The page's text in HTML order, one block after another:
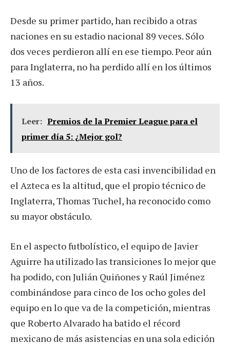
Desde su primer partido, han recibido a otras
naciones en su estadio nacional 89 veces. Sólo
dos veces perdieron allí en ese tiempo. Peor aún
para Inglaterra, no ha perdido allí en los últimos
13 años.
Leer: Premios de la Premier League para el
primer día 5: ¿Mejor gol?
Uno de los factores de esta casi invencibilidad en
el Azteca es la altitud, que el propio técnico de
Inglaterra, Thomas Tuchel, ha reconocido como
su mayor obstáculo.
En el aspecto futbolístico, el equipo de Javier
Aguirre ha utilizado las transiciones lo mejor que
ha podido, con Julián Quiñones y Raúl Jiménez
combinándose para cinco de los ocho goles del
equipo en lo que va de la competición, mientras
que Roberto Alvarado ha batido el récord
mexicano de más asistencias en una sola edición